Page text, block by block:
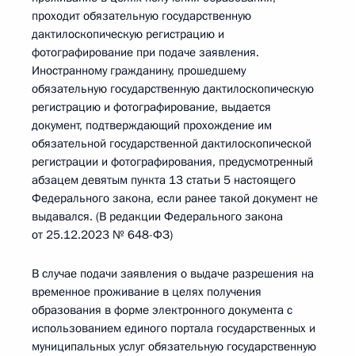
проходит обязательную государственную
дактилоскопическую регистрацию и
фотографирование при подаче заявления.
Иностранному гражданину, прошедшему
обязательную государственную дактилоскопическую
регистрацию и фотографирование, выдается
документ, подтверждающий прохождение им
обязательной государственной дактилоскопической
регистрации и фотографирования, предусмотренный
абзацем девятым пункта 13 статьи 5 настоящего
Федерального закона, если ранее такой документ не
выдавался. (В редакции Федерального закона
от 25.12.2023 № 648-ФЗ)
В случае подачи заявления о выдаче разрешения на
временное проживание в целях получения
образования в форме электронного документа с
использованием единого портала государственных и
муниципальных услуг обязательную государственную